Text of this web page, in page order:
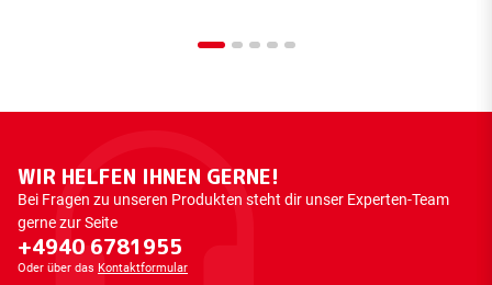
WIR HELFEN IHNEN GERNE!
Bei Fragen zu unseren Produkten steht dir unser Experten-Team
gerne zur Seite
+4940 6781955
Oder über das Kontaktformular